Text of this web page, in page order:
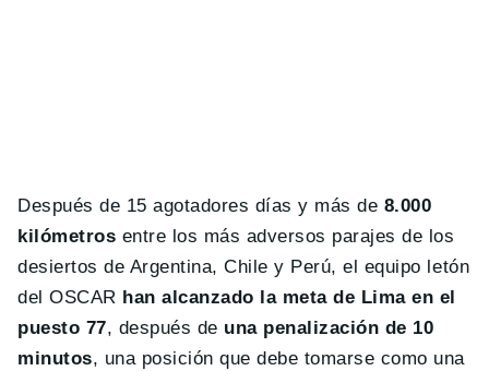
Después de 15 agotadores días y más de 8.000
kilómetros entre los más adversos parajes de los
desiertos de Argentina, Chile y Perú, el equipo letón
del OSCAR han alcanzado la meta de Lima en el
puesto 77, después de una penalización de 10
minutos, una posición que debe tomarse como una